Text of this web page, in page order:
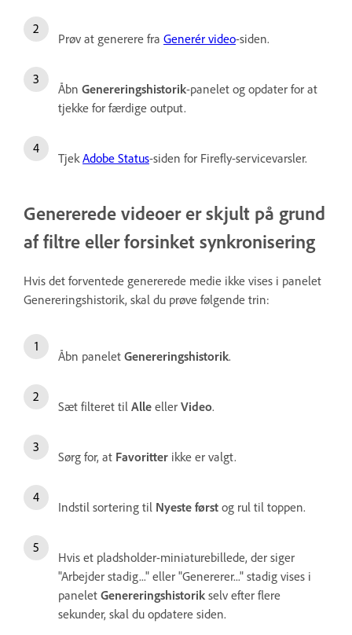
Prøv at generere fra Generér video-siden.
Åbn Genereringshistorik-panelet og opdater for at
tjekke for færdige output.
Tjek Adobe Status-siden for Firefly-servicevarsler.
Genererede videoer er skjult på grund
af filtre eller forsinket synkronisering
Hvis det forventede genererede medie ikke vises i panelet
Genereringshistorik, skal du prøve følgende trin:
Åbn panelet Genereringshistorik.
Sæt filteret til Alle eller Video.
Sørg for, at Favoritter ikke er valgt.
Indstil sortering til Nyeste først og rul til toppen.
Hvis et pladsholder-miniaturebillede, der siger
"Arbejder stadig..." eller "Genererer..." stadig vises i
panelet Genereringshistorik selv efter flere
sekunder, skal du opdatere siden.